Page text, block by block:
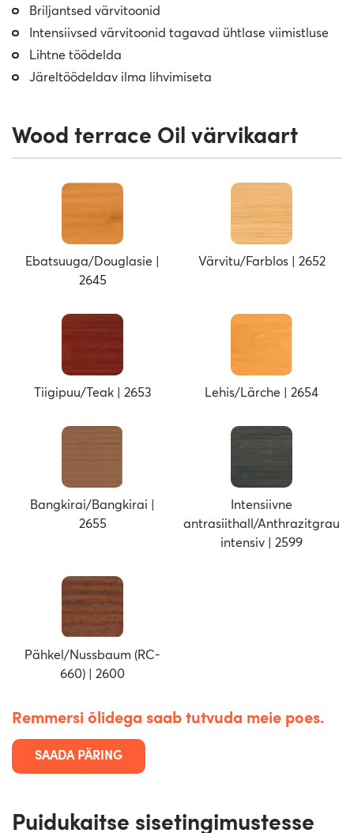
Briljantsed värvitoonid
Intensiivsed värvitoonid tagavad ühtlase viimistluse
Lihtne töödelda
Järeltöödeldav ilma lihvimiseta
Wood terrace Oil värvikaart
Ebatsuuga/Douglasie |
2645
Värvitu/Farblos | 2652
Tiigipuu/Teak | 2653 Lehis/Lärche | 2654
Bangkirai/Bangkirai |
2655
Intensiivne
antrasiithall/Anthrazitgrau
intensiv | 2599
Pähkel/Nussbaum (RC-
660) | 2600
Remmersi õlidega saab tutvuda meie poes.
SAADA PÄRING
Puidukaitse sisetingimustesse